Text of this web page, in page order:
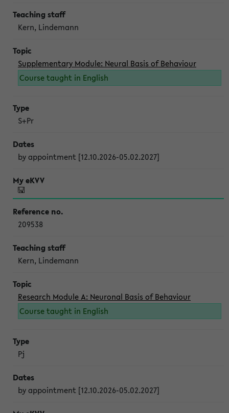
Kern, Lindemann
Supplementary Module: Neural Basis of Behaviour
Course taught in English
S+Pr
by appointment [12.10.2026-05.02.2027]
209538
Kern, Lindemann
Research Module A: Neuronal Basis of Behaviour
Course taught in English
Pj
by appointment [12.10.2026-05.02.2027]